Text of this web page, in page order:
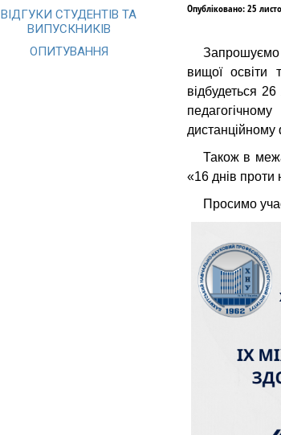
Опубліковано: 25
Запрошуємо
вищої освіти
відбудеться 26
Також в
«16 днів проти
Просимо
ВІДГУКИ СТУДЕНТІВ ТА
ВИПУСКНИКІВ
ОПИТУВАННЯ